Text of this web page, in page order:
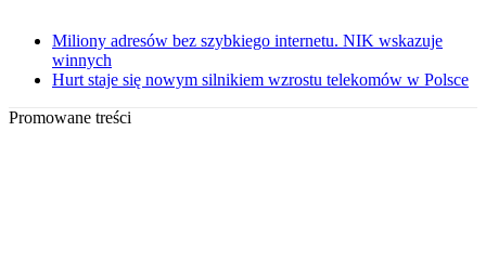
Miliony adresów bez szybkiego internetu. NIK wskazuje
winnych
Hurt staje się nowym silnikiem wzrostu telekomów w Polsce
Promowane treści